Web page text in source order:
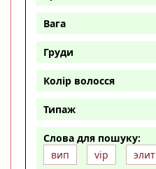
Вага
Груди
Колір волосся
Типаж
Слова для пошуку:
вип
vip элит